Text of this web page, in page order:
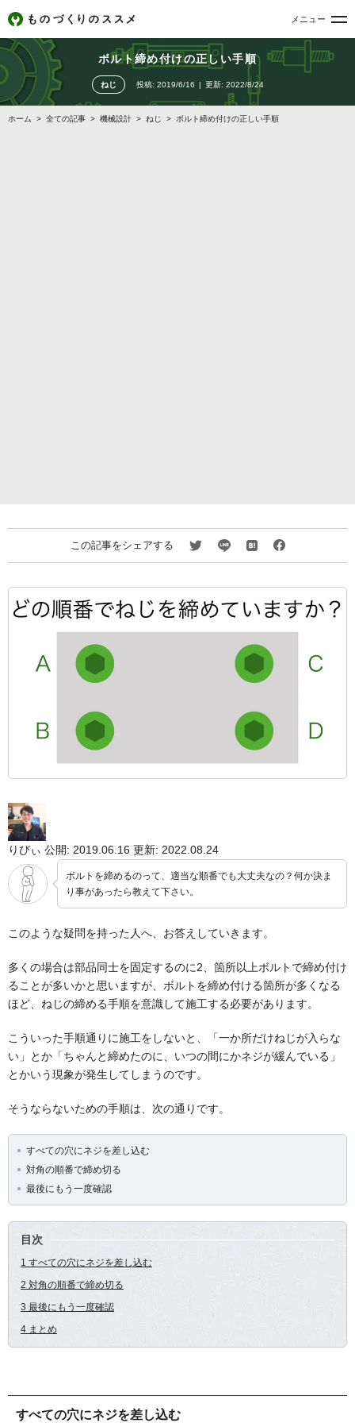
メニュー
ボルト締め付けの正しい手順
ねじ 投稿: 2019/6/16 更新: 2022/8/24
ホーム > 全ての記事 > 機械設計 > ねじ > ボルト締め付けの正しい手順
この記事をシェアする
りびぃ 公開: 2019.06.16 更新: 2022.08.24
ボルトを締めるのって、適当な順番でも大丈夫なの？何か決ま
り事があったら教えて下さい。
このような疑問を持った人へ、お答えしていきます。
多くの場合は部品同士を固定するのに2、箇所以上ボルトで締め付け
ることが多いかと思いますが、ボルトを締め付ける箇所が多くなる
ほど、ねじの締める手順を意識して施工する必要があります。
こういった手順通りに施工をしないと、「一か所だけねじが入らな
い」とか「ちゃんと締めたのに、いつの間にかネジが緩んでいる」
とかいう現象が発生してしまうのです。
そうならないための手順は、次の通りです。
すべての穴にネジを差し込む
対角の順番で締め切る
最後にもう一度確認
目次
1 すべての穴にネジを差し込む
2 対角の順番で締め切る
3 最後にもう一度確認
4 まとめ
すべての穴にネジを差し込む